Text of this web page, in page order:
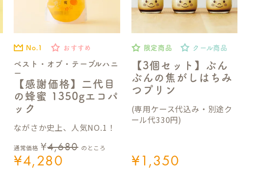
ベスト・オブ・テーブルハニ
ー
【感謝価格】二代目
の蜂蜜 1350gエコパ
ック
No.1 おすすめ
通常価格 ¥4,680 のところ
¥4,280
ながさか史上、人気NO.1！
【3個セット】ぶん
ぶんの焦がしはちみ
つプリン
限定商品 クール商品
¥1,350
(専用ケース代込み・別途ク
ール代330円)